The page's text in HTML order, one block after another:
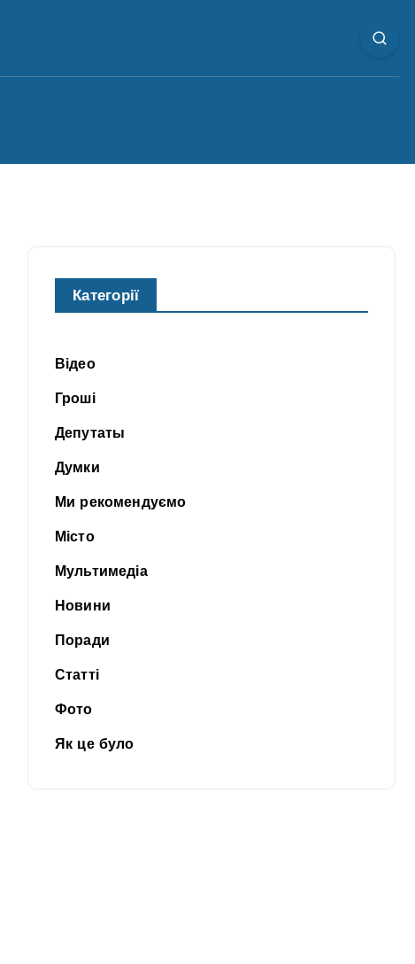
Категорії
Відео
Гроші
Депутаты
Думки
Ми рекомендуємо
Місто
Мультимедіа
Новини
Поради
Статті
Фото
Як це було